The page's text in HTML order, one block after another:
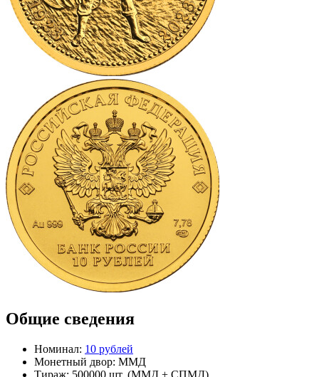
Общие сведения
Номинал: 10 рублей
Монетный двор: ММД
Тираж: 500000 шт. (ММД + СПМД)